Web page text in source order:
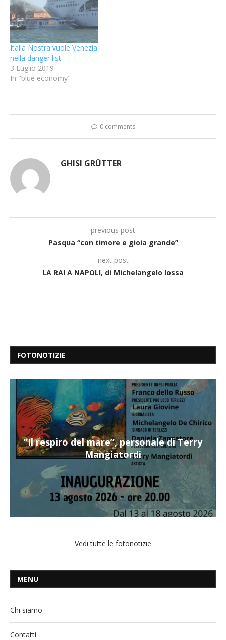
Italia Nostra vuole Venezia
nella danger list
3 Luglio 2019
In "blue economy"
0 comments
GHISI GRÜTTER
previous post
Pasqua “con timore e gioia grande”
next post
LA RAI A NAPOLI, di Michelangelo Iossa
FOTONOTIZIE
“Il respiro del mare”, personale di Terry
Mangiatordi
Vedi tutte le fotonotizie
MENU
Chi siamo
Contatti